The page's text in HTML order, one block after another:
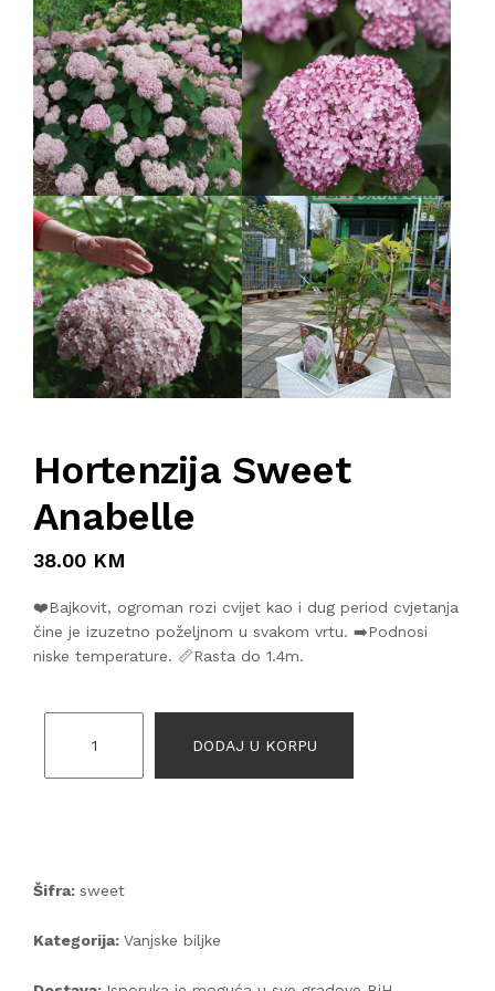
KOMPRESORI
BUŠAČ ZEMLJE
ČEONE/STRIŽNE KOSAČICE
PRSKALICA LEĐNA
PRSKALICE
PERAČ
Hortenzija Sweet
Anabelle
38.00 KM
❤️Bajkovit, ogroman rozi cvijet kao i dug period cvjetanja
čine je izuzetno poželjnom u svakom vrtu. ➡️Podnosi
niske temperature. 📏Rasta do 1.4m.
DODAJ U KORPU
Šifra: sweet
Kategorija: Vanjske biljke